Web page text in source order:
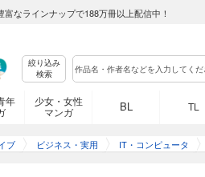
なラインナップで188万冊以上配信中！
絞り込み
検索
年
少女・女性
マンガ
BL TL
ブ ビジネス・実用 IT・コンピュータ